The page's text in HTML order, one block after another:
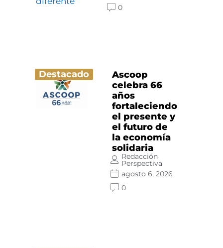
0
Destacado
Ascoop
celebra 66
años
fortaleciendo
el presente y
el futuro de
la economía
solidaria
Redacción
Perspectiva
agosto 6, 2026
0